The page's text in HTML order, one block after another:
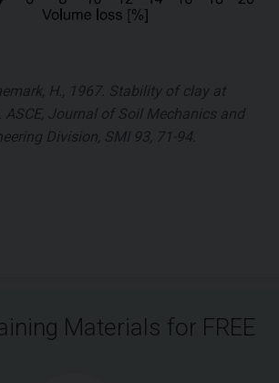
H., 1967. Stability of clay at
ASCE, Journal of Soil Mechanics and
Division, SMI 93, 71-94.
Materials for FREE